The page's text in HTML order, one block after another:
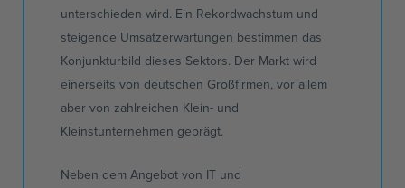
unterschieden wird. Ein Rekordwachstum und
steigende Umsatzerwartungen bestimmen das
Konjunkturbild dieses Sektors. Der Markt wird
einerseits von deutschen Großfirmen, vor allem
aber von zahlreichen Klein- und
Kleinstunternehmen geprägt.
Neben dem Angebot von IT und